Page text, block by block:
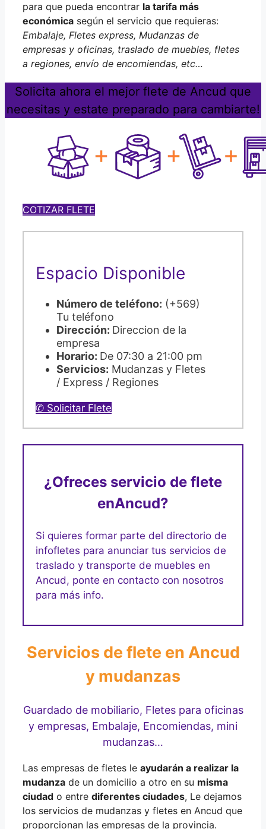
para que pueda encontrar la tarifa más
económica según el servicio que requieras:
Embalaje, Fletes express, Mudanzas de
empresas y oficinas, traslado de muebles, fletes
a regiones, envío de encomiendas, etc…
Solicita ahora el mejor flete de Ancud que
necesitas y estate preparado para cambiarte!
COTIZAR FLETE
Espacio Disponible
Número de teléfono: (+569)
Tu teléfono
Dirección: Direccion de la
empresa
Horario: De 07:30 a 21:00 pm
Servicios: Mudanzas y Fletes
/ Express / Regiones
✆ Solicitar Flete
¿Ofreces servicio de flete
enAncud?
Si quieres formar parte del directorio de
infofletes para anunciar tus servicios de
traslado y transporte de muebles en
Ancud, ponte en contacto con nosotros
para más info.
Servicios de flete en Ancud
y mudanzas
Guardado de mobiliario, Fletes para oficinas
y empresas, Embalaje, Encomiendas, mini
mudanzas…
Las empresas de fletes le ayudarán a realizar la
mudanza de un domicilio a otro en su misma
ciudad o entre diferentes ciudades, Le dejamos
los servicios de mudanzas y fletes en Ancud que
proporcionan las empresas de la provincia.